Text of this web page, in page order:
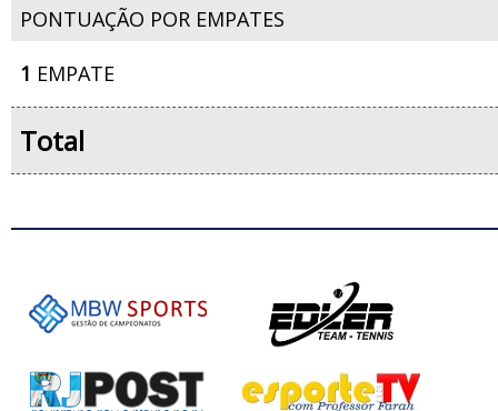
PONTUAÇÃO POR EMPATES
1 EMPATE
Total